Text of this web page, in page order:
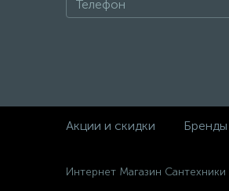
Акции и скидки Бренды
Интернет Магазин